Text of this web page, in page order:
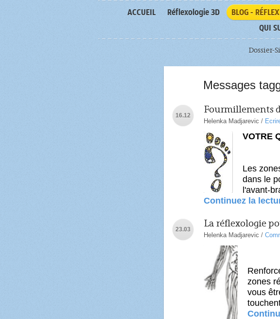
ACCUEIL Réflexologie 3D BLOG -
QUI
Dossier-
Messages
16.12
Fourmillements
Helenka Madjarevic /
VOTRE
Les
dans le
l'avant-
Continuez la
23.03
La réflexologie
Helenka Madjarevic /
zones
vous